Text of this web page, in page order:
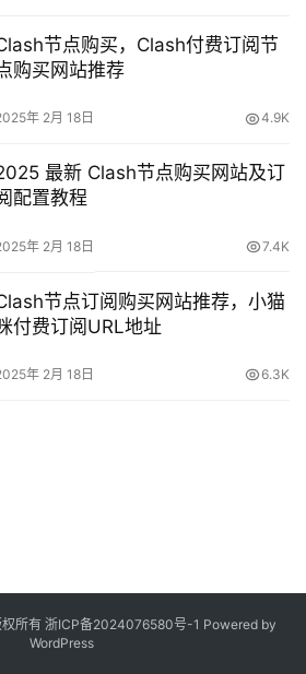
节点购买，Clash付费订阅节
购买网站推荐
年 2月 18日 4.9K
最新 Clash节点购买网站及订
配置教程
年 2月 18日 7.4K
节点订阅购买网站推荐，小猫
付费订阅URL地址
年 2月 18日 6.3K
所有 浙ICP备2024076580号-1 Powered by
WordPress